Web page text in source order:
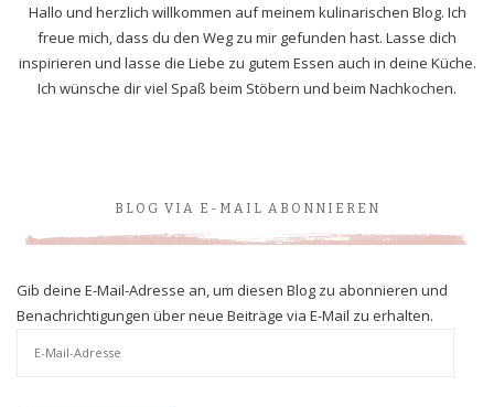
Hallo und herzlich willkommen auf meinem kulinarischen Blog. Ich
freue mich, dass du den Weg zu mir gefunden hast. Lasse dich
inspirieren und lasse die Liebe zu gutem Essen auch in deine Küche.
Ich wünsche dir viel Spaß beim Stöbern und beim Nachkochen.
BLOG VIA E-MAIL ABONNIEREN
Gib deine E-Mail-Adresse an, um diesen Blog zu abonnieren und
Benachrichtigungen über neue Beiträge via E-Mail zu erhalten.